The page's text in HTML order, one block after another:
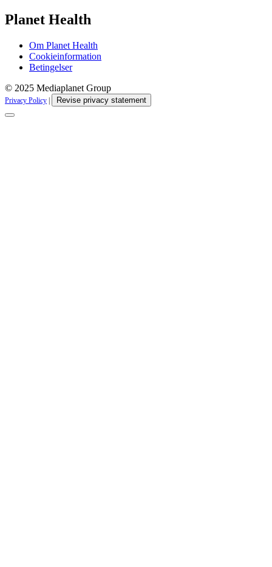
Planet Health
Om Planet Health
Cookieinformation
Betingelser
© 2025 Mediaplanet Group
Privacy Policy Revise privacy statement